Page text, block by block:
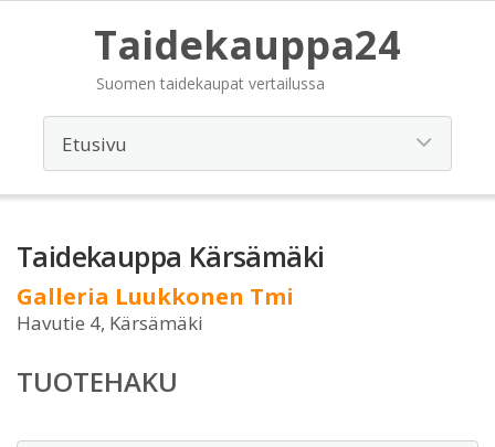
Taidekauppa24
Suomen taidekaupat vertailussa
Taidekauppa Kärsämäki
Galleria Luukkonen Tmi
Havutie 4, Kärsämäki
TUOTEHAKU